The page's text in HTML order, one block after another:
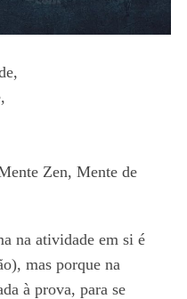
Zen, Mente de
na atividade em si é
mas porque na
à prova, para se